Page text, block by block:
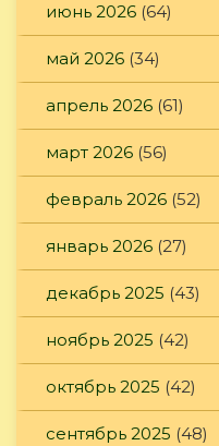
июнь 2026 (64)
май 2026 (34)
апрель 2026 (61)
март 2026 (56)
февраль 2026 (52)
январь 2026 (27)
декабрь 2025 (43)
ноябрь 2025 (42)
октябрь 2025 (42)
сентябрь 2025 (48)